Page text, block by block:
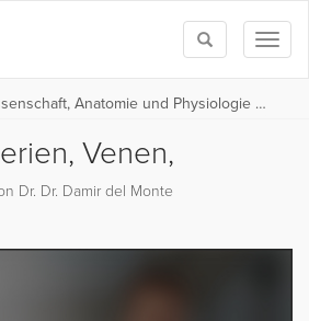
Toggle
search
Basiswissen Naturwissenschaft, Anatomie und Physiologie (BW Medizin Teil 1)
Venen,
Dr. Dr. Damir del Monte